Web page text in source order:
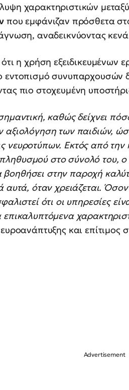
χαρακτηριστικών
που εμφάνιζαν πρόσθετα
αναδεικνύοντας
η χρήση εξειδικευμένων
εντοπισμό συνυπαρχουσών
πιο στοχευμένη
καθώς δείχνει
αξιολόγηση των παιδιών,
νευροτύπων. Εκτός από
στο σύνολό του, ο
στην παροχή
αυτά, όταν χρειάζεται.
ότι οι υπηρεσίες
και επίτιμος